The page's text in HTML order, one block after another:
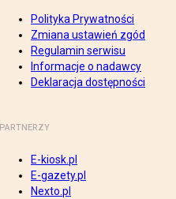
Polityka Prywatności
Zmiana ustawień zgód
Regulamin serwisu
Informacje o nadawcy
Deklaracja dostępności
PARTNERZY
E-kiosk.pl
E-gazety.pl
Nexto.pl